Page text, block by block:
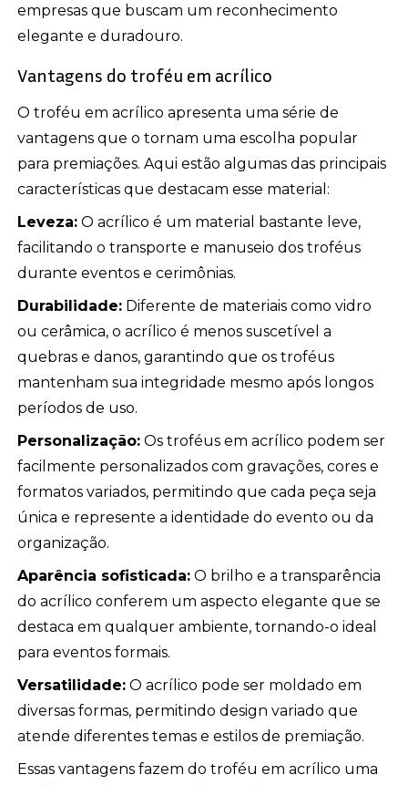
empresas que buscam um reconhecimento
elegante e duradouro.
Vantagens do troféu em acrílico
O troféu em acrílico apresenta uma série de
vantagens que o tornam uma escolha popular
para premiações. Aqui estão algumas das principais
características que destacam esse material:
Leveza: O acrílico é um material bastante leve,
facilitando o transporte e manuseio dos troféus
durante eventos e cerimônias.
Durabilidade: Diferente de materiais como vidro
ou cerâmica, o acrílico é menos suscetível a
quebras e danos, garantindo que os troféus
mantenham sua integridade mesmo após longos
períodos de uso.
Personalização: Os troféus em acrílico podem ser
facilmente personalizados com gravações, cores e
formatos variados, permitindo que cada peça seja
única e represente a identidade do evento ou da
organização.
Aparência sofisticada: O brilho e a transparência
do acrílico conferem um aspecto elegante que se
destaca em qualquer ambiente, tornando-o ideal
para eventos formais.
Versatilidade: O acrílico pode ser moldado em
diversas formas, permitindo design variado que
atende diferentes temas e estilos de premiação.
Essas vantagens fazem do troféu em acrílico uma